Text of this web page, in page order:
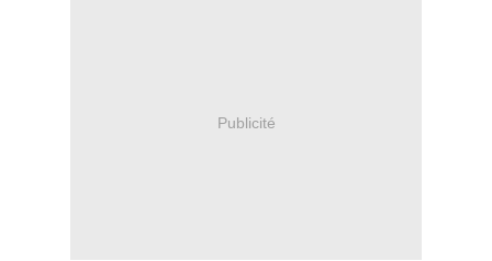
Publicité